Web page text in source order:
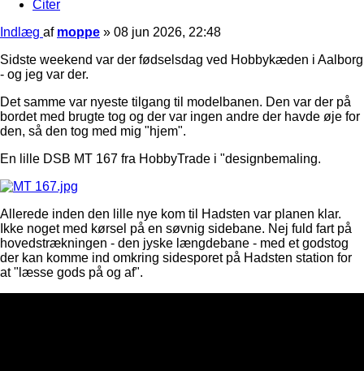
Citer
Indlæg af moppe » 08 jun 2026, 22:48
Sidste weekend var der fødselsdag ved Hobbykæden i Aalborg
- og jeg var der.
Det samme var nyeste tilgang til modelbanen. Den var der på
bordet med brugte tog og der var ingen andre der havde øje for
den, så den tog med mig "hjem".
En lille DSB MT 167 fra HobbyTrade i "designbemaling.
Allerede inden den lille nye kom til Hadsten var planen klar.
Ikke noget med kørsel på en søvnig sidebane. Nej fuld fart på
hovedstrækningen - den jyske længdebane - med et godstog
der kan komme ind omkring sidesporet på Hadsten station for
at "læsse gods på og af".